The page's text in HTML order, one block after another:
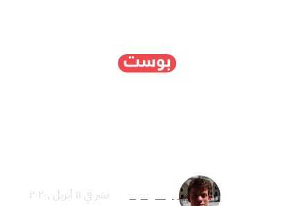
جوناثان فينتون نشر في ١١ أبريل ,٢٠٢٠